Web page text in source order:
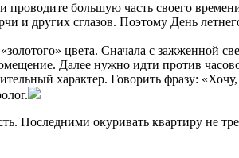
большую часть своего
и других сглазов. Поэтому День
цвета. Сначала с зажженной
Далее нужно идти против
характер. Говорить фразу:
Последними окуривать квартиру не